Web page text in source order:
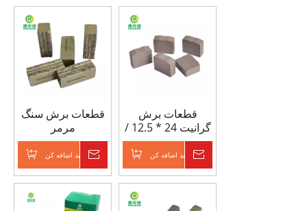
قطعات برش
گرانیت 24 * 12.5 /
11.5 * 20 میلی متر
برای روسیه
به سبد اضافه کن
قطعات برش سنگ
مرمر
24*7.5*10mm
برای ایران
به سبد اضافه کن پرس و جو